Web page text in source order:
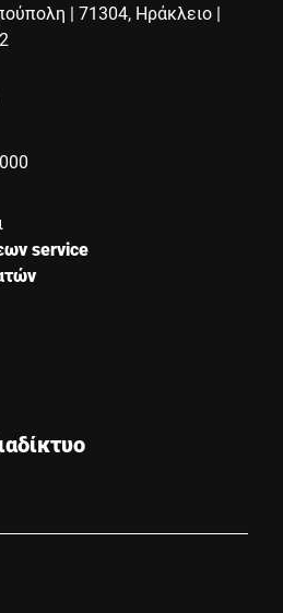
με τη χρήση των δεδομένων μου
αίτημα. Περισσότερες
| 71304, Ηράκλειο |
service